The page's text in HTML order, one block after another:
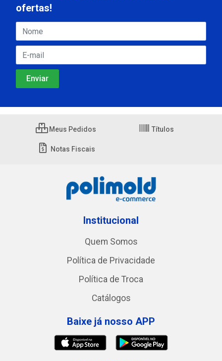
ofertas!
Meus Pedidos Títulos
Notas Fiscais
Institucional
Quem Somos
Política de Privacidade
Política de Troca
Catálogos
Baixe já nosso APP